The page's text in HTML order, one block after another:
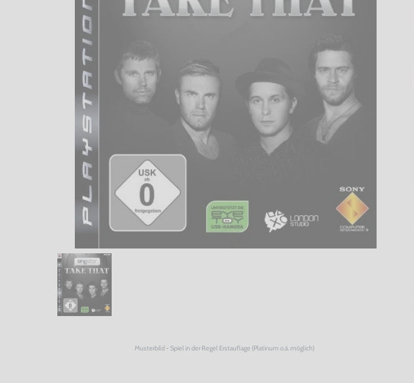
Musterbild - Spiel in der Regel Erstauflage (Platinum o.ä. möglich)